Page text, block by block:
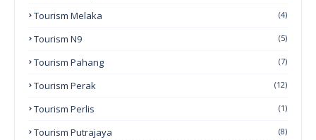
Tourism Melaka (4)
Tourism N9 (5)
Tourism Pahang (7)
Tourism Perak (12)
Tourism Perlis (1)
Tourism Putrajaya (8)